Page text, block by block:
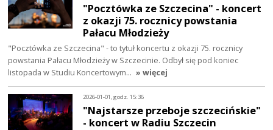
"Pocztówka ze Szczecina" - koncert
z okazji 75. rocznicy powstania
Pałacu Młodzieży
"Pocztówka ze Szczecina" - to tytuł koncertu z okazji 75. rocznicy
powstania Pałacu Młodzieży w Szczecinie. Odbył się pod koniec
listopada w Studiu Koncertowym… » więcej
2026-01-01, godz. 15:36
"Najstarsze przeboje szczecińskie"
- koncert w Radiu Szczecin